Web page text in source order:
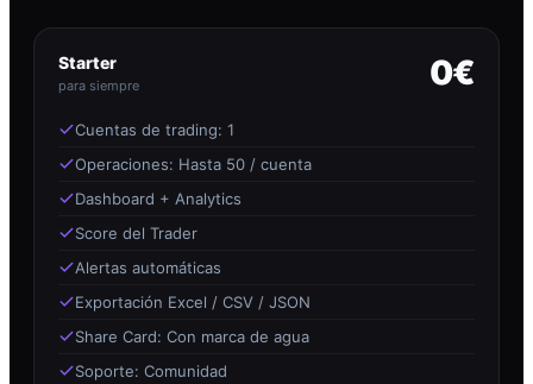
Starter
para siempre 0€
Cuentas de trading: 1
Operaciones: Hasta 50 / cuenta
Dashboard + Analytics
Score del Trader
Alertas automáticas
Exportación Excel / CSV / JSON
Share Card: Con marca de agua
Soporte: Comunidad